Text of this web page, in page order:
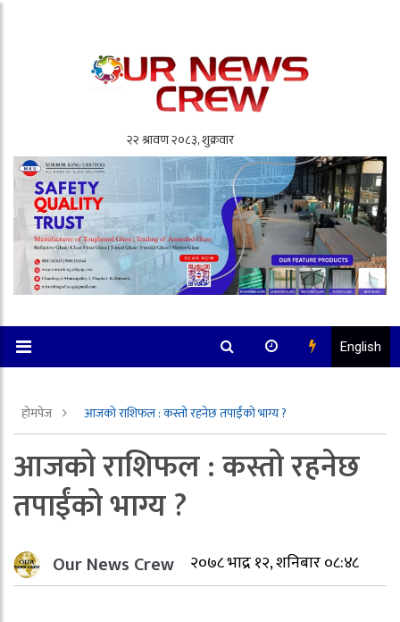
English
होमपेज आजको राशिफल : कस्तो रहनेछ तपाईंको भाग्य ?
आजको राशिफल : कस्तो रहनेछ
तपाईंको भाग्य ?
Our News Crew २०७८ भाद्र १२, शनिबार ०८:४८